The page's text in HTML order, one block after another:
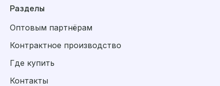
Разделы
Оптовым партнёрам
Контрактное производство
Где купить
Контакты